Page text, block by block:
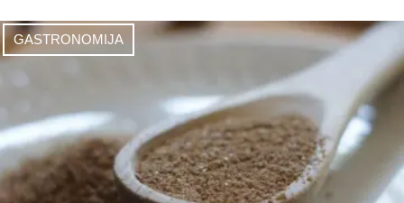
GASTRONOMIJA